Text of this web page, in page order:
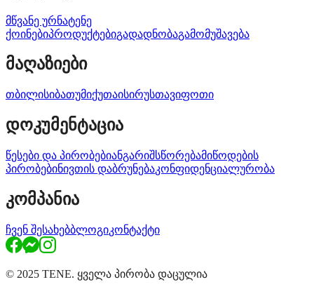
მწვანე ურნატენე
ქოინებიპროდუქტებიგადადნობაგამომუშავება
მაღაზიები
თბილისიბათუმიქუთაისირუსთავიფოთი
დოკუმენტაცია
წესები და პირობებიანგარიშსწორებამიწოდების
პირობებინივთის დაბრუნებაკონფიდენციალურობა
კომპანია
ჩვენ შესახებბლოგიკონტაქტი
© 2025 TENE. ყველა პირობა დაცულია